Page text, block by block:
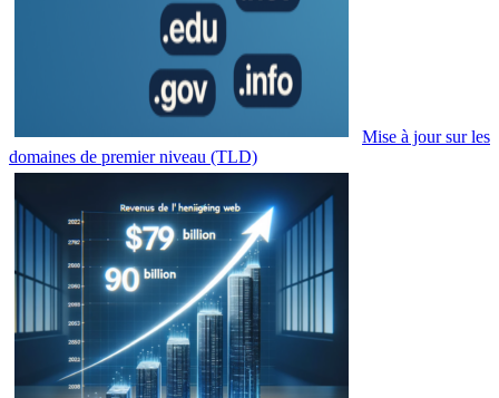
Mise à jour sur les
domaines de premier niveau (TLD)